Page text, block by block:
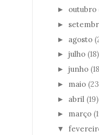
► outubro
►
► agosto
► julho (18)
► junho
► maio
► abril (19)
► março
▼